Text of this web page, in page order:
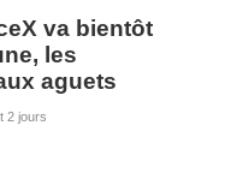
va bientôt
les
aguets
2 jours